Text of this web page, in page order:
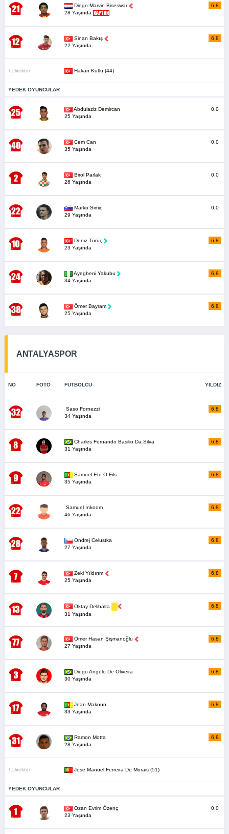
Diego Marvin Biseswar
28 Yaşında
6,8
Sinan Bakış
22 Yaşında
6,8
T.Direktör Hakan Kutlu (44)
YEDEK OYUNCULAR
Abdulaziz Demircan
25 Yaşında
0,0
Cem Can
35 Yaşında
0,0
Birol Parlak
26 Yaşında
0,0
Marko Simic
29 Yaşında
0,0
Deniz Türüç
23 Yaşında
6,8
Ayegbeni Yakubu
34 Yaşında
6,8
Ömer Bayram
25 Yaşında
6,8
ANTALYASPOR
NO FOTO FUTBOLCU YILDIZ
Saso Fornezzi
34 Yaşında
6,8
Charles Fernando Basilio Da Silva
31 Yaşında
6,8
Samuel Eto O Fils
35 Yaşında
6,8
Samuel İnkoom
46 Yaşında
6,8
Ondrej Celustka
27 Yaşında
6,8
Zeki Yıldırım
25 Yaşında
6,8
Oktay Delibalta
31 Yaşında
6,8
Ömer Hasan Şişmanoğlu
27 Yaşında
6,8
Diego Angelo De Oliveira
30 Yaşında
6,8
Jean Makoun
33 Yaşında
6,8
Ramon Motta
28 Yaşında
6,8
T.Direktör Jose Manuel Ferreira De Morais (51)
YEDEK OYUNCULAR
Ozan Evrim Özenç
23 Yaşında
0,0